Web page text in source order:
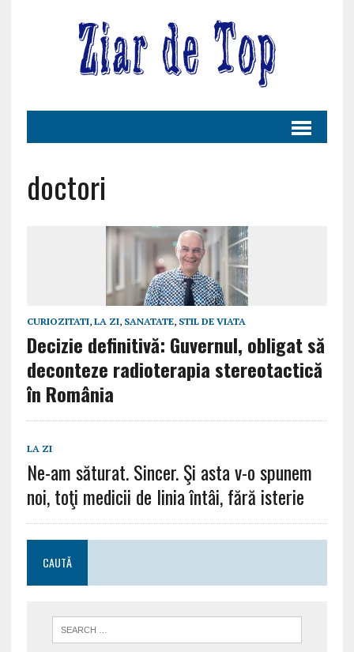
doctori
CURIOZITATI, LA ZI, SANATATE, STIL DE VIATA
Decizie definitivă: Guvernul, obligat să
deconteze radioterapia stereotactică
în România
LA ZI
Ne-am săturat. Sincer. Şi asta v-o spunem
noi, toţi medicii de linia întâi, fără isterie
CAUTĂ